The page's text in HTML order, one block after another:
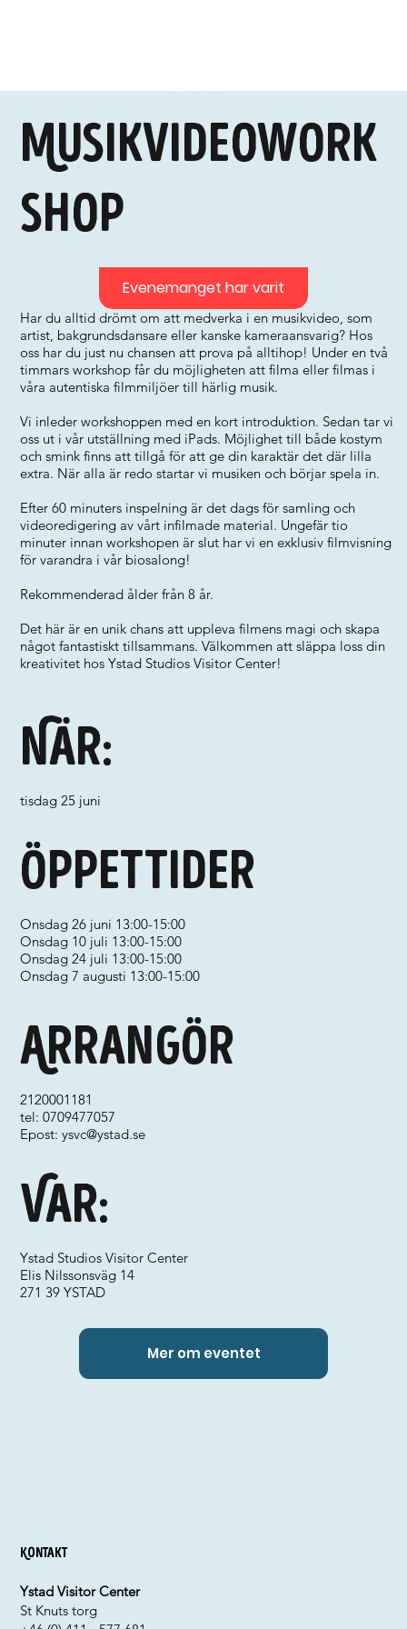
Musikvideowork
shop
Har du alltid drömt om att medverka i en musikvideo, som
artist, bakgrundsdansare eller kanske kameraansvarig? Hos
oss har du just nu chansen att prova på alltihop! Under en två
timmars workshop får du möjligheten att filma eller filmas i
våra autentiska filmmiljöer till härlig musik.
Vi inleder workshoppen med en kort introduktion. Sedan tar vi
oss ut i vår utställning med iPads. Möjlighet till både kostym
och smink finns att tillgå för att ge din karaktär det där lilla
extra. När alla är redo startar vi musiken och börjar spela in.
Efter 60 minuters inspelning är det dags för samling och
videoredigering av vårt infilmade material. Ungefär tio
minuter innan workshopen är slut har vi en exklusiv filmvisning
för varandra i vår biosalong!
Rekommenderad ålder från 8 år.
Det här är en unik chans att uppleva filmens magi och skapa
något fantastiskt tillsammans. Välkommen att släppa loss din
kreativitet hos Ystad Studios Visitor Center!
När:
tisdag 25 juni
Var:
Arrangör
2120001181
tel: 0709477057
Epost:ysvc@ystad.se
Ystad Studios Visitor Center
Elis Nilssonsväg 14
271 39 YSTAD
Öppettider
Onsdag 26 juni 13:00-15:00
Onsdag 10 juli 13:00-15:00
Onsdag 24 juli 13:00-15:00
Onsdag 7 augusti 13:00-15:00
Mer om eventet
Evenemanget har varit
Kontakt
Ystad Visitor Center
St Knuts torg